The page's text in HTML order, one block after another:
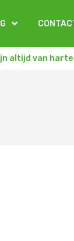
altijd van